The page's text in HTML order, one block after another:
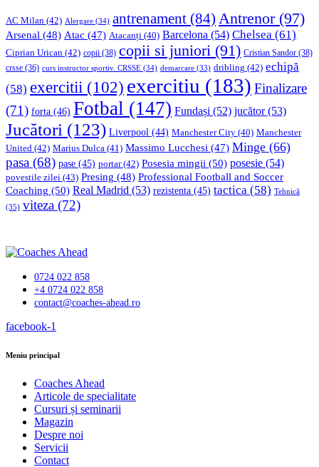
AC Milan (42) Alergare (34) antrenament (84) Antrenor(97)
Arsenal (48) Atac (47) Atacanți (40) Barcelona (54) Chelsea (61)
Ciprian Urican (42) copii (38) copii si juniori (91) Cristian Sandor (38)
crsse (36) curs instructor sportiv. CRSSE (34) demarcare (33) dribling (42) echipă
(58) exercitii (102) exercitiu (183) Finalizare
(71) forta (46) Fotbal (147) Fundași (52) jucător(53)
Jucători (123) Liverpool (44) Manchester City (40) Manchester
United (42) Marius Dulca (41) Massimo Lucchesi (47) Minge (66)
pasa (68) pase (45) portar(42) Posesia mingii (50) posesie (54)
povestile zilei (43) Presing (48) Professional Football and Soccer
Coaching (50) Real Madrid (53) rezistenta (45) tactica (58) Tehnică
(35) viteza (72)
0724 022 858
+4 0724 022 858
contact@coaches-ahead.ro
facebook-1
Meniu principal
Coaches Ahead
Articole de specialitate
Cursuri și seminarii
Magazin
Despre noi
Servicii
Contact